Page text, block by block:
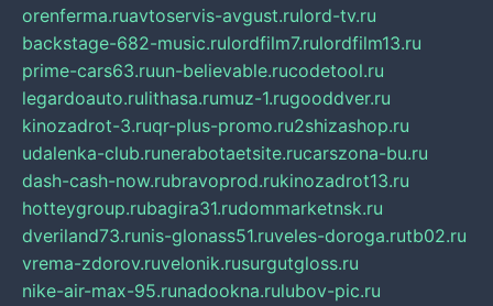
orenferma.ruavtoservis-avgust.rulord-tv.ru
backstage-682-music.rulordfilm7.rulordfilm13.ru
prime-cars63.ruun-believable.rucodetool.ru
legardoauto.rulithasa.rumuz-1.rugooddver.ru
kinozadrot-3.ruqr-plus-promo.ru2shizashop.ru
udalenka-club.runerabotaetsite.rucarszona-bu.ru
dash-cash-now.rubravoprod.rukinozadrot13.ru
hotteygroup.rubagira31.rudommarketnsk.ru
dveriland73.runis-glonass51.ruveles-doroga.rutb02.ru
vrema-zdorov.ruvelonik.rusurgutgloss.ru
nike-air-max-95.runadookna.rulubov-pic.ru